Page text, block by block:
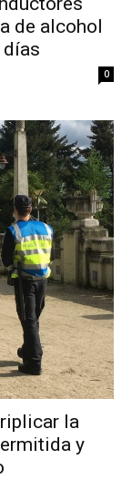
de alcohol
0
la
y